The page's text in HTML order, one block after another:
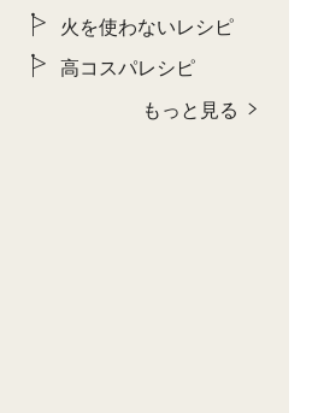
火を使わないレシピ
高コスパレシピ
もっと見る